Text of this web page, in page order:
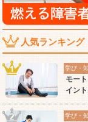
人気ランキング
学び・
モー
イン
学び・